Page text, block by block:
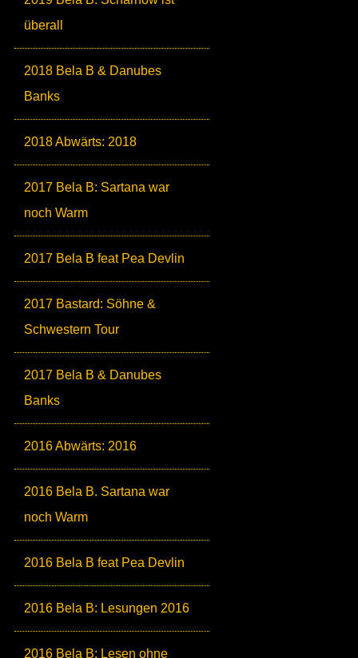
überall
2018 Bela B & Danubes
Banks
2018 Abwärts: 2018
2017 Bela B: Sartana war
noch Warm
2017 Bela B feat Pea Devlin
2017 Bastard: Söhne &
Schwestern Tour
2017 Bela B & Danubes
Banks
2016 Abwärts: 2016
2016 Bela B. Sartana war
noch Warm
2016 Bela B feat Pea Devlin
2016 Bela B: Lesungen 2016
2016 Bela B: Lesen ohne